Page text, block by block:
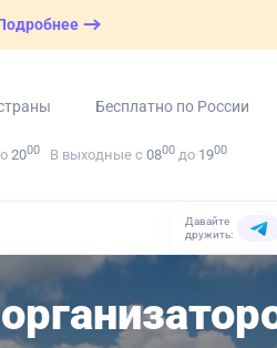
Бесплатно по России
2000 В выходные с 0800 до 1900
Давайте
дружить: